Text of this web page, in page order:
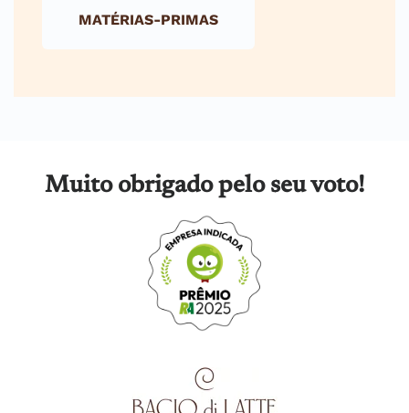
MATÉRIAS-PRIMAS
Muito obrigado pelo seu voto!